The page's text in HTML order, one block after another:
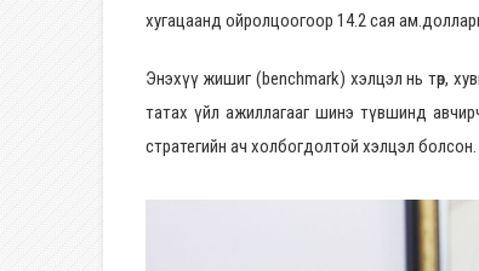
хугацаанд ойролцоогоор 14.2 сая
Энэхүү жишиг (benchmark) хэлцэл нь төр,
татах үйл ажиллагааг шинэ түвшинд
стратегийн ач холбогдолтой хэлцэл болсон.